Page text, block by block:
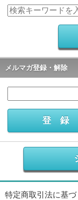
メルマガ登録・解除
特定商取引法に基づ